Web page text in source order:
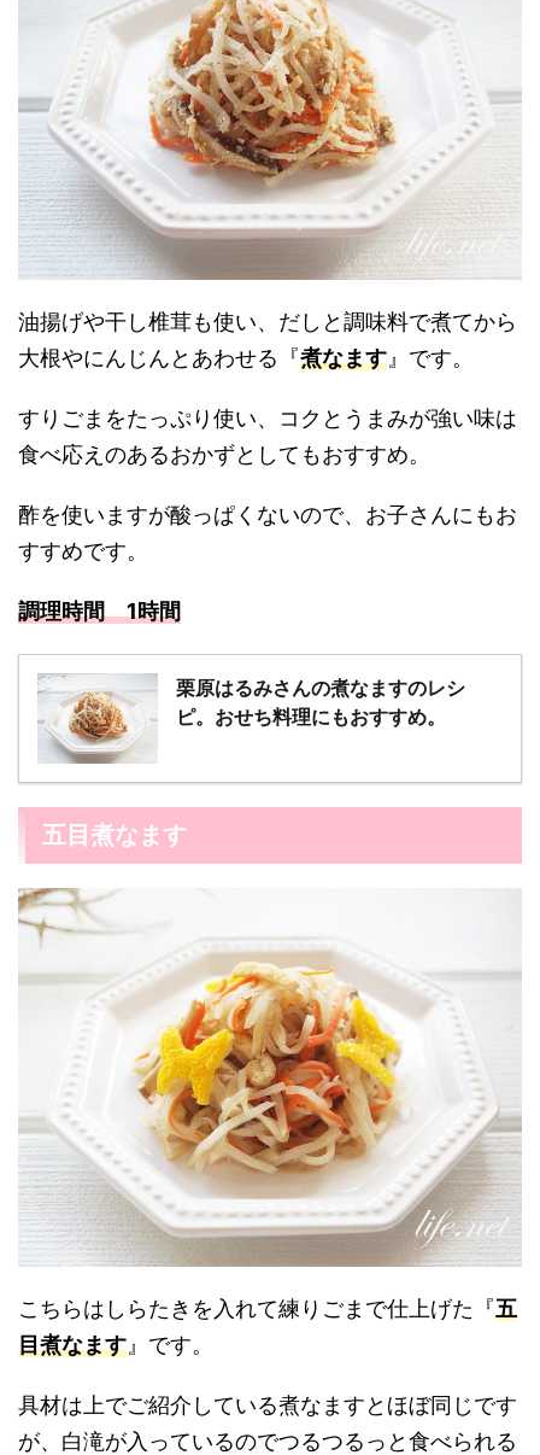
油揚げや干し椎茸も使い、だしと調味料で煮てから
大根やにんじんとあわせる『煮なます』です。
すりごまをたっぷり使い、コクとうまみが強い味は
食べ応えのあるおかずとしてもおすすめ。
酢を使いますが酸っぱくないので、お子さんにもお
すすめです。
調理時間 1時間
栗原はるみさんの煮なますのレシ
ピ。おせち料理にもおすすめ。
五目煮なます
こちらはしらたきを入れて練りごまで仕上げた『五
目煮なます 』です。
具材は上でご紹介している煮なますとほぼ同じです
が、白滝が入っているのでつるつるっと食べられる